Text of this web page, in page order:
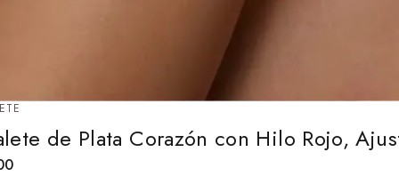
de Plata Corazón con Hilo Rojo,